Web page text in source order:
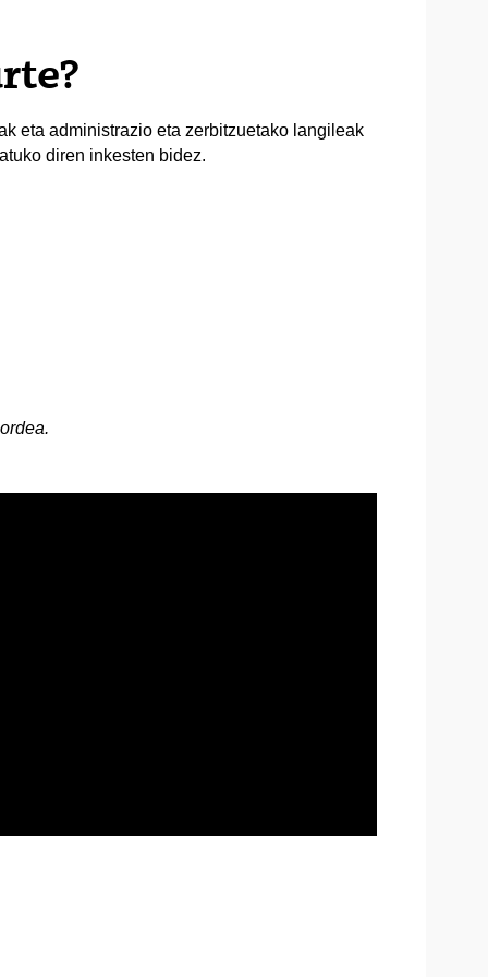
eta administrazio eta zerbitzuetako langileak
diren inkesten bidez.